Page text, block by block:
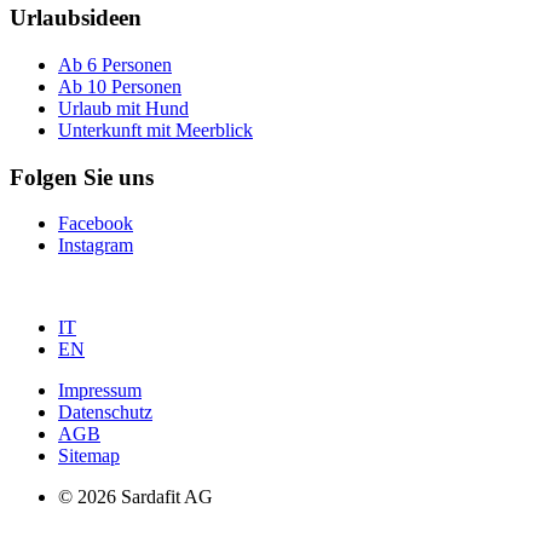
Urlaubsideen
Ab 6 Personen
Ab 10 Personen
Urlaub mit Hund
Unterkunft mit Meerblick
Folgen Sie uns
Facebook
Instagram
IT
EN
Impressum
Datenschutz
AGB
Sitemap
© 2026 Sardafit AG